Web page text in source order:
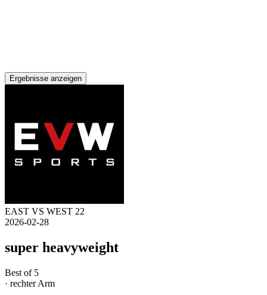
Ergebnisse anzeigen
EAST VS WEST 22
2026-02-28
super heavyweight
Best of 5
· rechter Arm